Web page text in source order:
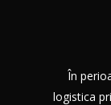
În
logistica